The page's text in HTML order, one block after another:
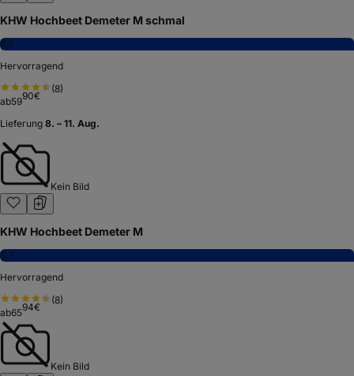
KHW Hochbeet Demeter M schmal
8,2
Hervorragend
(8)
ab5990€
Lieferung 8. – 11. Aug.
Kein Bild
KHW Hochbeet Demeter M
8,3
Hervorragend
(8)
ab6594€
Kein Bild